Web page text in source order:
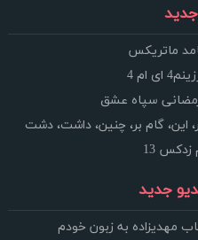
جدید
ماتریکس
ام 4
رمضانی سپاه عشق
این، گام بر، چنین، داشت، دشت
زدکس 13
جدید
مهدیزاده به زبون خودم